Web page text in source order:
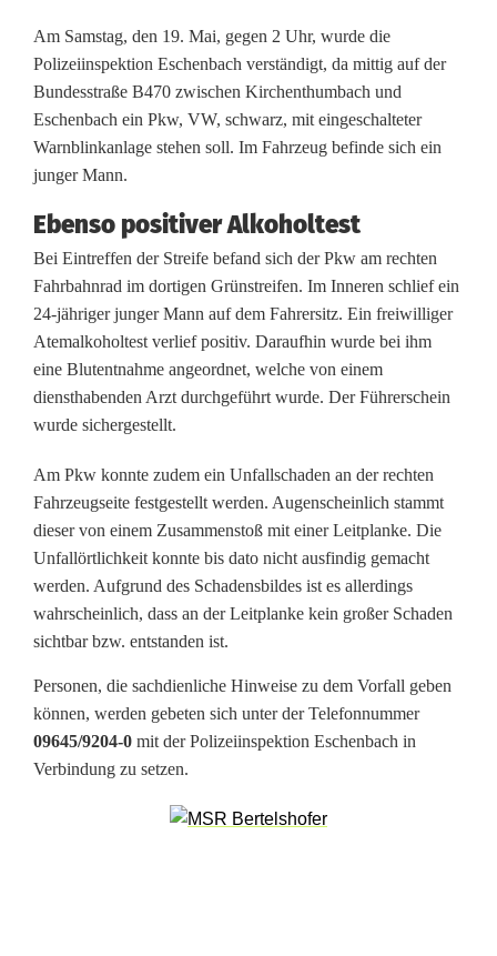
e
n
e
r
e
r
u
r
s
c
h
t
U
f
a
Am Samstag, den 19. Mai, gegen 2 Uhr, wurde die
Polizeiinspektion Eschenbach verständigt, da mittig auf der
Bundesstraße B470 zwischen Kirchenthumbach und
Eschenbach ein Pkw, VW, schwarz, mit eingeschalteter
Warnblinkanlage stehen soll. Im Fahrzeug befinde sich ein
junger Mann.
Ebenso positiver Alkoholtest
Bei Eintreffen der Streife befand sich der Pkw am rechten
Fahrbahnrad im dortigen Grünstreifen. Im Inneren schlief ein
24-jähriger junger Mann auf dem Fahrersitz. Ein freiwilliger
Atemalkoholtest verlief positiv. Daraufhin wurde bei ihm
eine Blutentnahme angeordnet, welche von einem
diensthabenden Arzt durchgeführt wurde. Der Führerschein
wurde sichergestellt.
Am Pkw konnte zudem ein Unfallschaden an der rechten
Fahrzeugseite festgestellt werden. Augenscheinlich stammt
dieser von einem Zusammenstoß mit einer Leitplanke. Die
Unfallörtlichkeit konnte bis dato nicht ausfindig gemacht
werden. Aufgrund des Schadensbildes ist es allerdings
wahrscheinlich, dass an der Leitplanke kein großer Schaden
sichtbar bzw. entstanden ist.
Personen, die sachdienliche Hinweise zu dem Vorfall geben
können, werden gebeten sich unter der Telefonnummer
09645/9204-0 mit der Polizeiinspektion Eschenbach in
Verbindung zu setzen.